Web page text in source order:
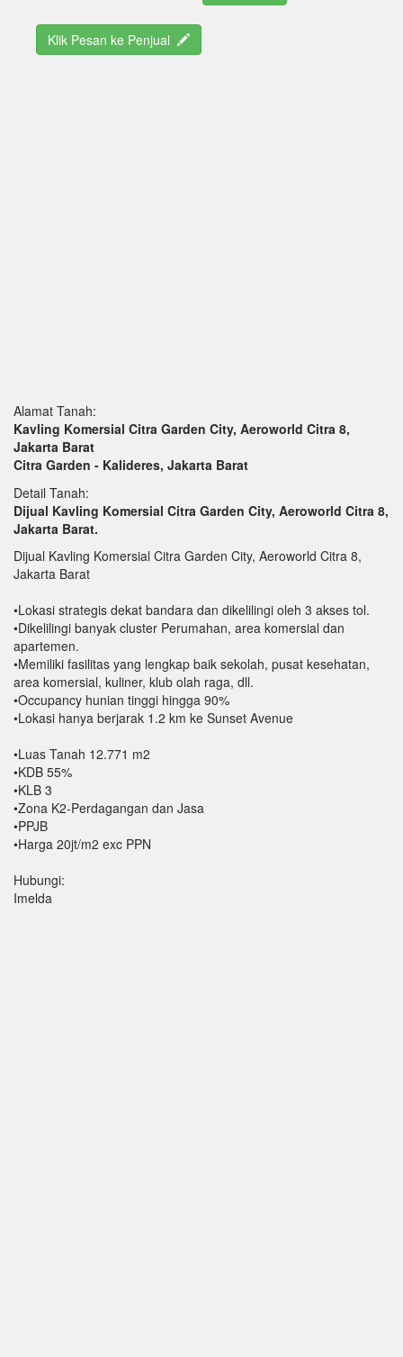
Klik Pesan ke Penjual
Alamat Tanah:
Kavling Komersial Citra Garden City, Aeroworld Citra 8,
Jakarta Barat
Citra Garden - Kalideres, Jakarta Barat
Detail Tanah:
Dijual Kavling Komersial Citra Garden City, Aeroworld Citra 8,
Jakarta Barat.
Dijual Kavling Komersial Citra Garden City, Aeroworld Citra 8,
Jakarta Barat
•Lokasi strategis dekat bandara dan dikelilingi oleh 3 akses tol.
•Dikelilingi banyak cluster Perumahan, area komersial dan
apartemen.
•Memiliki fasilitas yang lengkap baik sekolah, pusat kesehatan,
area komersial, kuliner, klub olah raga, dll.
•Occupancy hunian tinggi hingga 90%
•Lokasi hanya berjarak 1.2 km ke Sunset Avenue
•Luas Tanah 12.771 m2
•KDB 55%
•KLB 3
•Zona K2-Perdagangan dan Jasa
•PPJB
•Harga 20jt/m2 exc PPN
Hubungi:
Imelda